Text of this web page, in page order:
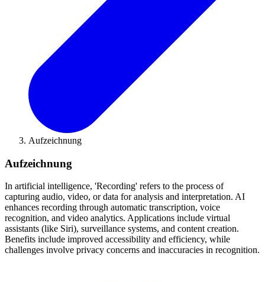
Aufzeichnung
Aufzeichnung
In artificial intelligence, 'Recording' refers to the process of
capturing audio, video, or data for analysis and interpretation. AI
enhances recording through automatic transcription, voice
recognition, and video analytics. Applications include virtual
assistants (like Siri), surveillance systems, and content creation.
Benefits include improved accessibility and efficiency, while
challenges involve privacy concerns and inaccuracies in recognition.